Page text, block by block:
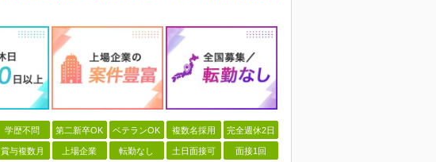
学歴不問 第二新卒OK ベテランOK 複数名採用 完全週休2日
賞与複数月 上場企業 転勤なし 土日面接可 面接1回